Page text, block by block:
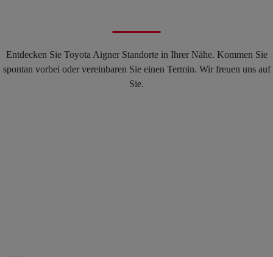
Entdecken Sie Toyota Aigner Standorte in Ihrer Nähe. Kommen Sie
spontan vorbei oder vereinbaren Sie einen Termin. Wir freuen uns auf
Sie.